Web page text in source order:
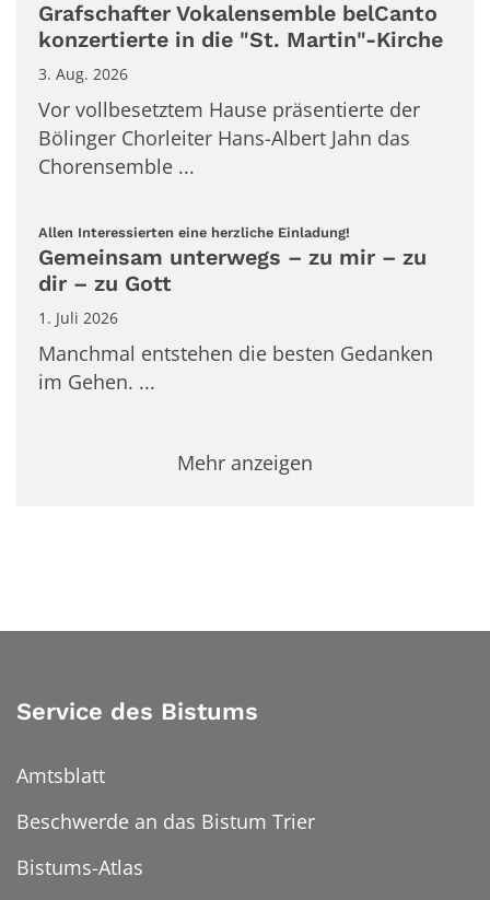
Grafschafter Vokalensemble belCanto
konzertierte in die "St. Martin"-Kirche
3. Aug. 2026
Vor vollbesetztem Hause präsentierte der
Bölinger Chorleiter Hans-Albert Jahn das
Chorensemble ...
Allen Interessierten eine herzliche Einladung!
Gemeinsam unterwegs – zu mir – zu
dir – zu Gott
1. Juli 2026
Manchmal entstehen die besten Gedanken
im Gehen. ...
Mehr anzeigen
Service des Bistums
Amtsblatt
Beschwerde an das Bistum Trier
Bistums-Atlas